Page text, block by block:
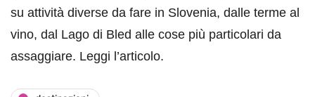
su attività diverse da fare in Slovenia, dalle terme al
vino, dal Lago di Bled alle cose più particolari da
assaggiare. Leggi l’articolo.